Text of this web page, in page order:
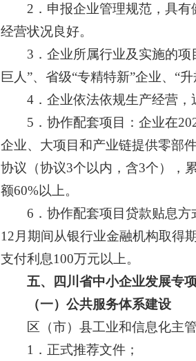
2．申报企业管理规范，具
经营状况良好。
3．企业所属行业及实施的
巨人”、省级“专精特新”企业、“
4．企业依法依规生产经营
5．协作配套项目：企业在
企业、大项目和产业链提供零部
协议（协议3个以内，含3个），
额60%以上。
6．协作配套项目贷款贴息
12月期间从银行业金融机构取得
支付利息100万元以上。
五、四川省中小企业发展专
（一）公共服务体系建设
区（市）县工业和信息化主管
1．正式推荐文件；